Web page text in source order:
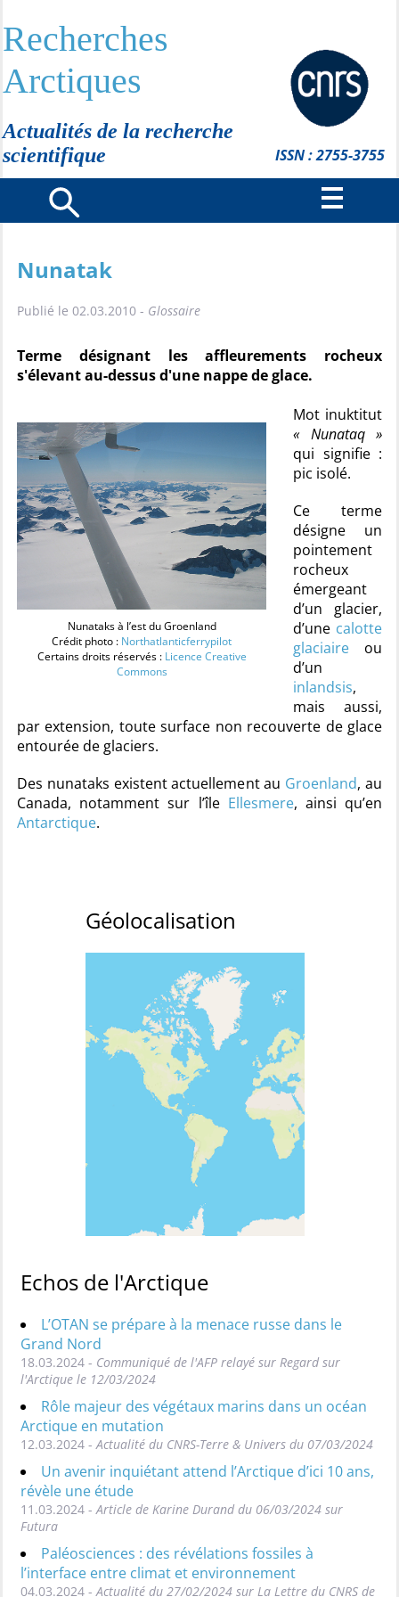
Recherches
Arctiques
Actualités de la recherche
scientifique
ISSN : 2755-3755
Nunatak
Publié le 02.03.2010 - Glossaire
Terme désignant les affleurements rocheux
s'élevant au-dessus d'une nappe de glace.
Nunataks à l’est du Groenland
Crédit photo : Northatlanticferrypilot
Certains droits réservés : Licence Creative
Commons
Mot inuktitut
« Nunataq »
qui signifie :
pic isolé.
Ce terme
désigne un
pointement
rocheux
émergeant
d’un glacier,
d’une calotte
glaciaire ou
d’un
inlandsis,
mais aussi,
par extension, toute surface non recouverte de glace
entourée de glaciers.
Des nunataks existent actuellement au Groenland, au
Canada, notamment sur l’île Ellesmere, ainsi qu’en
Antarctique.
Géolocalisation
Echos de l'Arctique
L’OTAN se prépare à la menace russe dans le
Grand Nord
18.03.2024 - Communiqué de l'AFP relayé sur Regard sur
l'Arctique le 12/03/2024
Rôle majeur des végétaux marins dans un océan
Arctique en mutation
12.03.2024 - Actualité du CNRS-Terre & Univers du 07/03/2024
Un avenir inquiétant attend l’Arctique d’ici 10 ans,
révèle une étude
11.03.2024 - Article de Karine Durand du 06/03/2024 sur
Futura
Paléosciences : des révélations fossiles à
l’interface entre climat et environnement
04.03.2024 - Actualité du 27/02/2024 sur La Lettre du CNRS de